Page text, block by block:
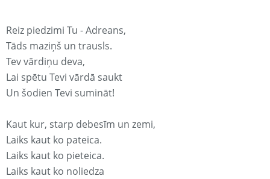
Reiz piedzimi Tu - Adreans,
Tāds maziņš un trausls.
Tev vārdiņu deva,
Lai spētu Tevi vārdā saukt
Un šodien Tevi sumināt!
Kaut kur, starp debesīm un zemi,
Laiks kaut ko pateica.
Laiks kaut ko pieteica.
Laiks kaut ko noliedza